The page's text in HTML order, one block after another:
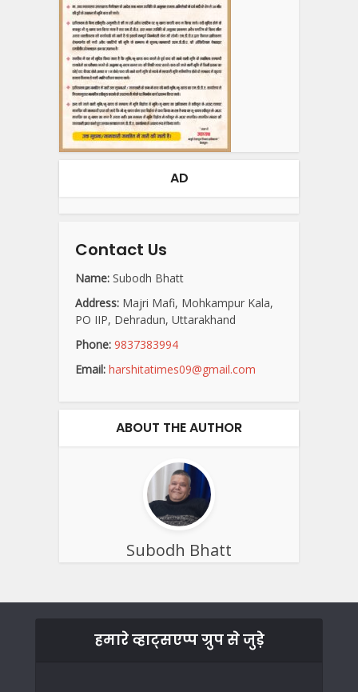
AD
Contact Us
Name: Subodh Bhatt
Address: Majri Mafi, Mohkampur Kala,
PO IIP, Dehradun, Uttarakhand
Phone: 9837383994
Email: harshitatimes09@gmail.com
ABOUT THE AUTHOR
Subodh Bhatt
हमारे व्हाट्सएप्प ग्रुप से जुड़े